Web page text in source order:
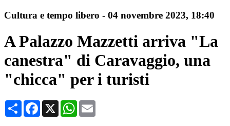
Cultura e tempo libero - 04 novembre 2023, 18:40
A Palazzo Mazzetti arriva "La
canestra" di Caravaggio, una
"chicca" per i turisti
CondividiFacebook
X WhatsApp